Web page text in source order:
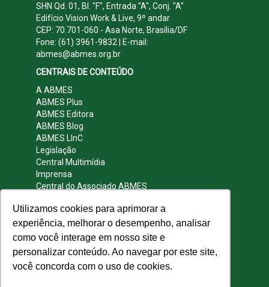
Utilizamos cookies para aprimorar a
experiência, melhorar o desempenho, analisar
como você interage em nosso site e
personalizar conteúdo. Ao navegar por este site,
você concorda com o uso de cookies.
SHN Qd. 01, Bl. "F", Entrada "A", Conj. "A"
Edifício Vision Work & Live, 9º andar
CEP: 70.701-060 - Asa Norte, Brasília/DF
Fone: (61) 3961-9832 | E-mail:
abmes@abmes.org.br
CENTRAIS DE CONTEÚDO
A ABMES
ABMES Plus
ABMES Editora
ABMES Blog
ABMES LInC
Legislação
Central Multimídia
Imprensa
Central do Associado ABMES